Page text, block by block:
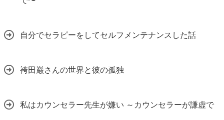
自分でセラピーをしてセルフメンテナンスした話
袴田巌さんの世界と彼の孤独
私はカウンセラー先生が嫌い ～カウンセラーが謙虚で